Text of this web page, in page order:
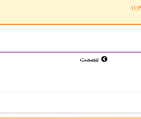
20 الي 21:30 شب10 صبح الي 11:30
عصمت